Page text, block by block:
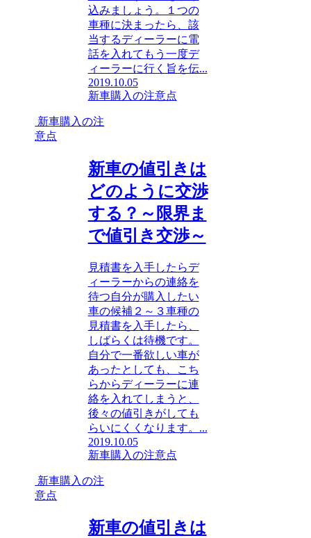
込みましょう。１つの
車種に決まったら、該
当するディーラーに電
話を入れてもう一度デ
ィーラーに行く旨を伝...
2019.10.05
新車購入の注意点
新車購入の注
意点
新車の値引きは
どのように交渉
する？～限界ま
で値引き交渉～
見積書を入手したらデ
ィーラーからの連絡を
待つ自分が購入したい
車の候補２～３車種の
見積書を入手したら、
しばらくは待機です。
自分で一番欲しい車が
あったとしても、こち
らからディーラーに連
絡を入れてしまうと、
後々の値引きがしても
らいにくくなります。...
2019.10.05
新車購入の注意点
新車購入の注
意点
新車の値引きは